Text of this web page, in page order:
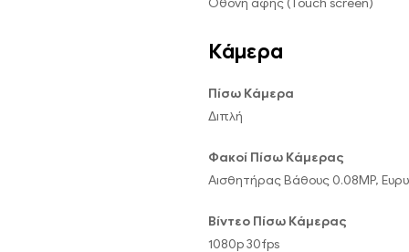
Οθόνη αφής (Touch screen)
Κάμερα
Πίσω Κάμερα
Διπλή
Φακοί Πίσω Κάμερας
Αισθητήρας Βάθους 0.08MP,
Βίντεο Πίσω Κάμερας
1080p 30fps